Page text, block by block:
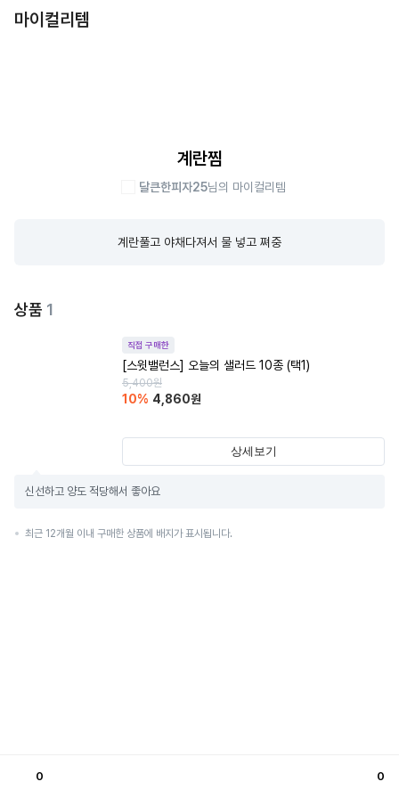
마이컬리템
계란찜
달큰한피자25님의 마이컬리템
계란풀고 야채다져서 물 넣고 쪄중
상품 1
직접 구매한
[스윗밸런스] 오늘의 샐러드 10종 (택1)
5,400원
10% 4,860원
상세보기
신선하고 양도 적당해서 좋아요
최근 12개월 이내 구매한 상품에 배지가 표시됩니다.
0 0